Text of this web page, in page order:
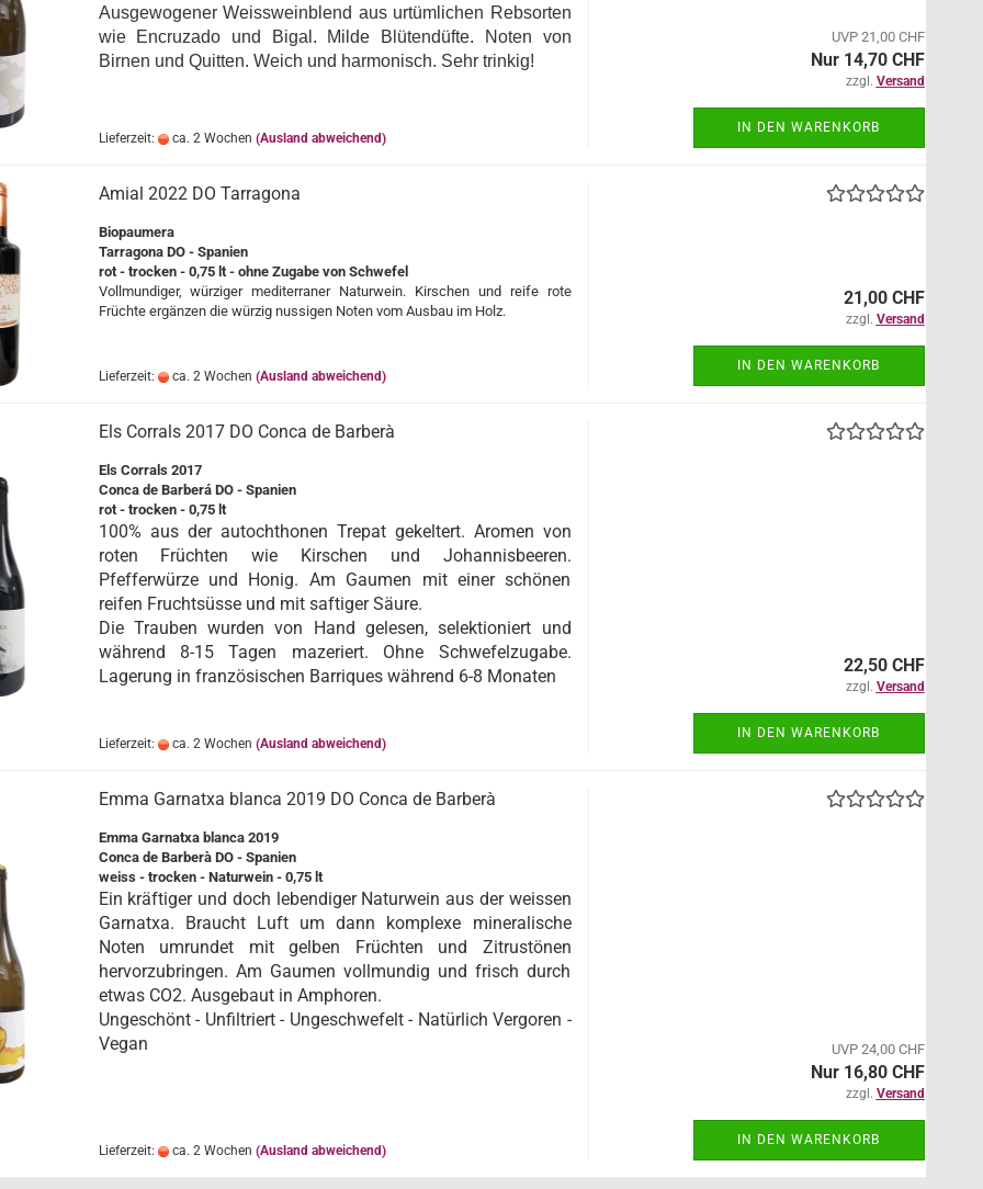
Ausgewogener Weissweinblend aus urtümlichen Rebsorten
wie Encruzado und Bigal. Milde Blütendüfte. Noten von
Birnen und Quitten. Weich und harmonisch. Sehr trinkig!
Lieferzeit: ca. 2 Wochen (Ausland abweichend)
UVP 21,00 CHF
Nur 14,70 CHF
zzgl. Versand
IN DEN WARENKORB
Amial 2022 DO Tarragona
Biopaumera
Tarragona DO - Spanien
rot - trocken - 0,75 lt - ohne Zugabe von Schwefel
Vollmundiger, würziger mediterraner Naturwein. Kirschen und reife rote
Früchte ergänzen die würzig nussigen Noten vom Ausbau im Holz.
Lieferzeit: ca. 2 Wochen (Ausland abweichend)
21,00 CHF
zzgl. Versand
IN DEN WARENKORB
Els Corrals 2017 DO Conca de Barberà
Els Corrals 2017
Conca de Barberá DO - Spanien
rot - trocken - 0,75 lt
100% aus der autochthonen Trepat gekeltert. Aromen von
roten Früchten wie Kirschen und Johannisbeeren.
Pfefferwürze und Honig. Am Gaumen mit einer schönen
reifen Fruchtsüsse und mit saftiger Säure.
Die Trauben wurden von Hand gelesen, selektioniert und
während 8-15 Tagen mazeriert. Ohne Schwefelzugabe.
Lagerung in französischen Barriques während 6-8 Monaten
Lieferzeit: ca. 2 Wochen (Ausland abweichend)
22,50 CHF
zzgl. Versand
IN DEN WARENKORB
Emma Garnatxa blanca 2019 DO Conca de Barberà
Emma Garnatxa blanca 2019
Conca de Barberà DO - Spanien
weiss - trocken - Naturwein - 0,75 lt
Ein kräftiger und doch lebendiger Naturwein aus der weissen
Garnatxa. Braucht Luft um dann komplexe mineralische
Noten umrundet mit gelben Früchten und Zitrustönen
hervorzubringen. Am Gaumen vollmundig und frisch durch
etwas CO2. Ausgebaut in Amphoren.
Ungeschönt - Unfiltriert - Ungeschwefelt - Natürlich Vergoren -
Vegan
Lieferzeit: ca. 2 Wochen (Ausland abweichend)
UVP 24,00 CHF
Nur 16,80 CHF
zzgl. Versand
IN DEN WARENKORB